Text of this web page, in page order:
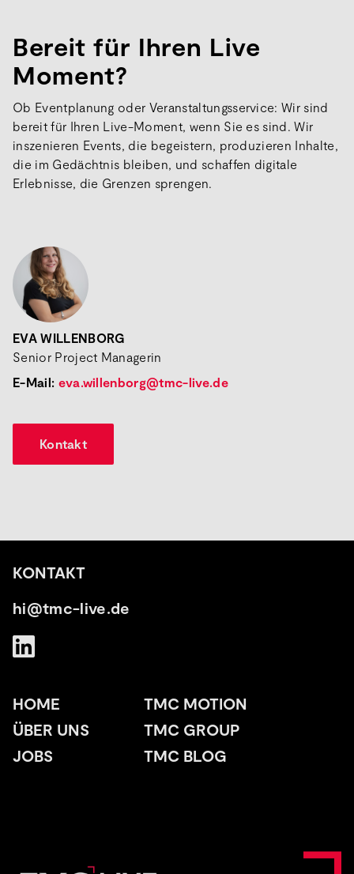
Bereit für Ihren Live
Moment?
Ob Eventplanung oder Veranstaltungsservice: Wir sind
bereit für Ihren Live-Moment, wenn Sie es sind. Wir
inszenieren Events, die begeistern, produzieren Inhalte,
die im Gedächtnis bleiben, und schaffen digitale
Erlebnisse, die Grenzen sprengen.
EVA WILLENBORG
Senior Project Managerin
E-Mail: eva.willenborg@tmc-live.de
Kontakt
KONTAKT
hi@tmc-live.de
HOME
ÜBER UNS
JOBS
TMC MOTION
TMC GROUP
TMC BLOG